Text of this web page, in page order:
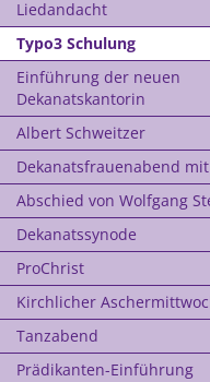
Liedandacht
Typo3 Schulung
Einführung der neuen
Dekanatskantorin
Albert Schweitzer
Dekanatsfrauenabend
Abschied von Wolfgang
Dekanatssynode
ProChrist
Kirchlicher
Tanzabend
Prädikanten-Einführung